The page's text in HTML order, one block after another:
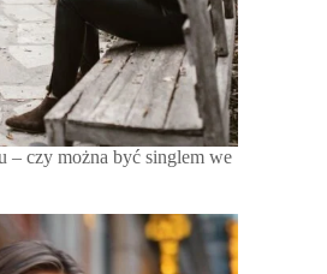
– czy można być singlem we